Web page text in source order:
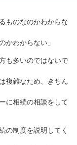
ものなのかわからな
かわからない」
も多いのではないで
複雑なため、きちん
に相続の相談をして
の制度を説明してく